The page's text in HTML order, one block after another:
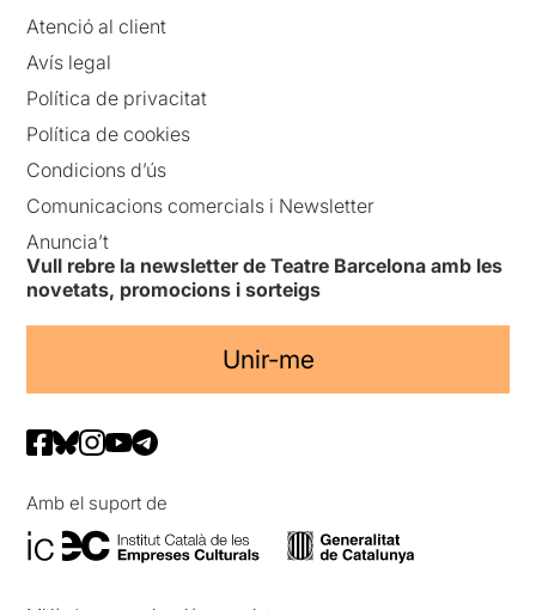
Atenció al client
Avís legal
Política de privacitat
Política de cookies
Condicions d’ús
Comunicacions comercials i Newsletter
Anuncia’t
Vull rebre la newsletter de Teatre Barcelona amb les
novetats, promocions i sorteigs
Unir-me
Amb el suport de